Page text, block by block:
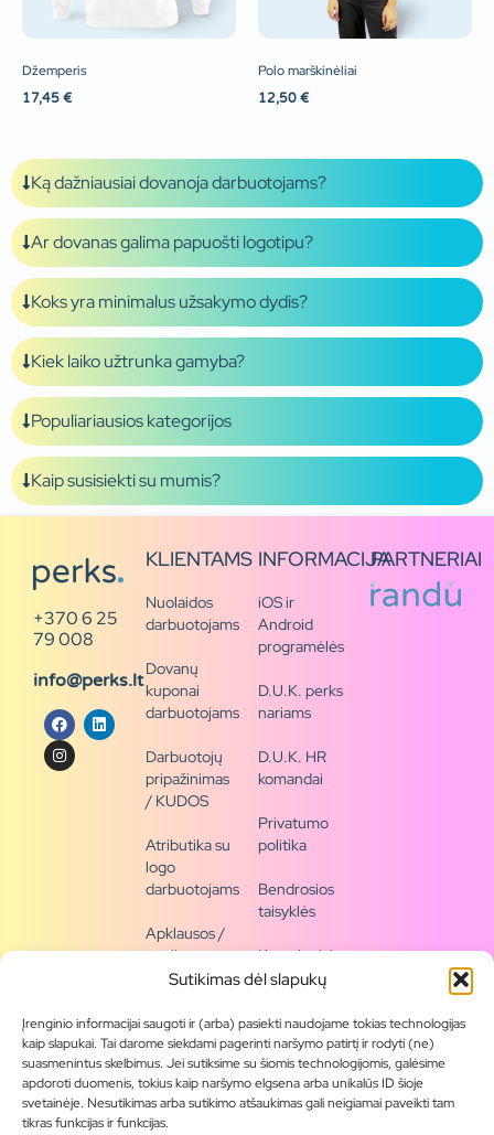
Sutikimas dėl slapukų
Įrenginio informacijai saugoti ir (arba) pasiekti naudojame tokias technologijas
kaip slapukai. Tai darome siekdami pagerinti naršymo patirtį ir rodyti (ne)
suasmenintus skelbimus. Jei sutiksime su šiomis technologijomis, galėsime
apdoroti duomenis, tokius kaip naršymo elgsena arba unikalūs ID šioje
svetainėje. Nesutikimas arba sutikimo atšaukimas gali neigiamai paveikti tam
tikras funkcijas ir funkcijas.
Džemperis
17,45 €
Polo marškinėliai
12,50 €
Ką dažniausiai dovanoja darbuotojams?
Ar dovanas galima papuošti logotipu?
Koks yra minimalus užsakymo dydis?
Kiek laiko užtrunka gamyba?
Populiariausios kategorijos
Kaip susisiekti su mumis?
+370 6 25
79 008
info@perks.lt
KLIENTAMS
Nuolaidos
darbuotojams
Dovanų
kuponai
darbuotojams
Darbuotojų
pripažinimas
/ KUDOS
Atributika su
logo
darbuotojams
Apklausos /
naujienų
siena
Tapkite
partneriu
Visas
produktų
INFORMACIJA
iOS ir
Android
programėlės
D.U.K. perks
nariams
D.U.K. HR
komandai
Privatumo
politika
Bendrosios
taisyklės
Kontaktai /
rekvizitai
PARTNERIAI